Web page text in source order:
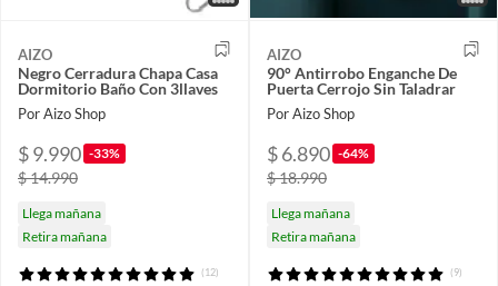
AIZO
Negro Cerradura Chapa Casa
Dormitorio Baño Con 3llaves
Por Aizo Shop
$ 9.990 -33%
$ 14.990
Llega mañana
Retira mañana
(12)
AIZO
90° Antirrobo Enganche De
Puerta Cerrojo Sin Taladrar
Por Aizo Shop
$ 6.890 -64%
$ 18.990
Llega mañana
Retira mañana
(9)